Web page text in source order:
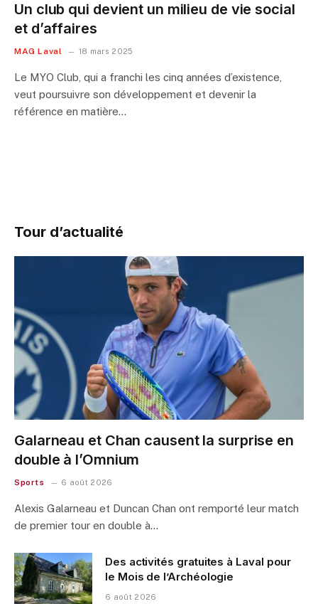
Un club qui devient un milieu de vie social
et d’affaires
MAG Laval 18 mars 2025
Le MYO Club, qui a franchi les cinq années d’existence,
veut poursuivre son développement et devenir la
référence en matière…
Tour d’actualité
Galarneau et Chan causent la surprise en
double à l’Omnium
Sports 6 août 2026
Alexis Galarneau et Duncan Chan ont remporté leur match
de premier tour en double à…
Des activités gratuites à Laval pour
le Mois de l’Archéologie
6 août 2026